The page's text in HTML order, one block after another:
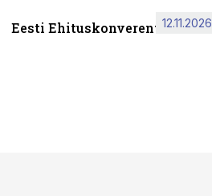
Eesti Ehituskonverents 2026
12.11.2026